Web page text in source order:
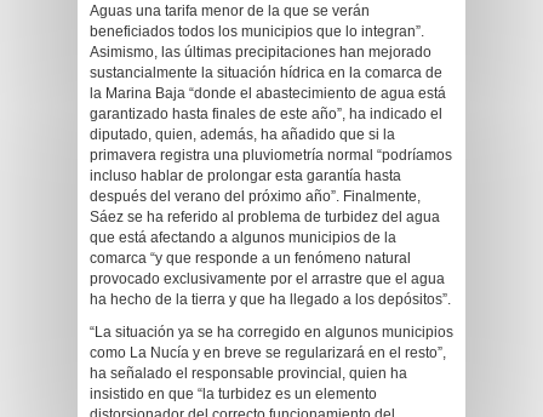
Aguas una tarifa menor de la que se verán
beneficiados todos los municipios que lo integran”.
Asimismo, las últimas precipitaciones han mejorado
sustancialmente la situación hídrica en la comarca de
la Marina Baja “donde el abastecimiento de agua está
garantizado hasta finales de este año”, ha indicado el
diputado, quien, además, ha añadido que si la
primavera registra una pluviometría normal “podríamos
incluso hablar de prolongar esta garantía hasta
después del verano del próximo año”. Finalmente,
Sáez se ha referido al problema de turbidez del agua
que está afectando a algunos municipios de la
comarca “y que responde a un fenómeno natural
provocado exclusivamente por el arrastre que el agua
ha hecho de la tierra y que ha llegado a los depósitos”.
“La situación ya se ha corregido en algunos municipios
como La Nucía y en breve se regularizará en el resto”,
ha señalado el responsable provincial, quien ha
insistido en que “la turbidez es un elemento